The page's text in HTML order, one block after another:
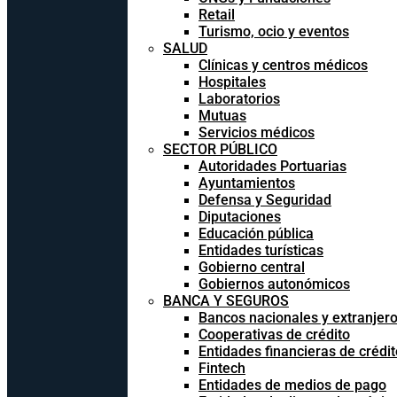
Retail
Turismo, ocio y eventos
SALUD
Clínicas y centros médicos
Hospitales
Laboratorios
Mutuas
Servicios médicos
SECTOR PÚBLICO
Autoridades Portuarias
Ayuntamientos
Defensa y Seguridad
Diputaciones
Educación pública
Entidades turísticas
Gobierno central
Gobiernos autonómicos
BANCA Y SEGUROS
Bancos nacionales y
Cooperativas de crédito
Entidades financieras de
Fintech
Entidades de medios de pago